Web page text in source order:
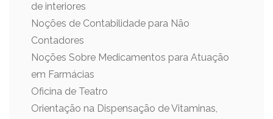
de interiores
Noções de Contabilidade para Não
Contadores
Noções Sobre Medicamentos para Atuação
em Farmácias
Oficina de Teatro
Orientação na Dispensação de Vitaminas,